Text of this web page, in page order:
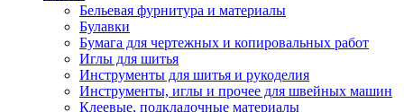
Бельевая фурнитура и материалы
Булавки
Бумага для чертежных и копировальных работ
Иглы для шитья
Инструменты для шитья и рукоделия
Инструменты, иглы и прочее для швейных машин
Клеевые, подкладочные материалы